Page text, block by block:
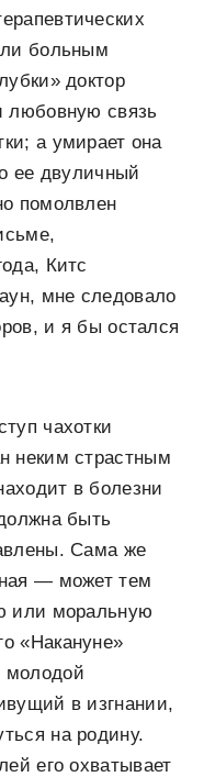
больным
доктор
любовную связь
а умирает она
ее дву­личный
помолвлен
Китс
мне следовало
и я бы остался
чахотки
неким страстным
в болезни
быть
Сама же
— может тем
или моральную
«Накануне»
молодой
в изгнании,
на родину.
его охва­тывает